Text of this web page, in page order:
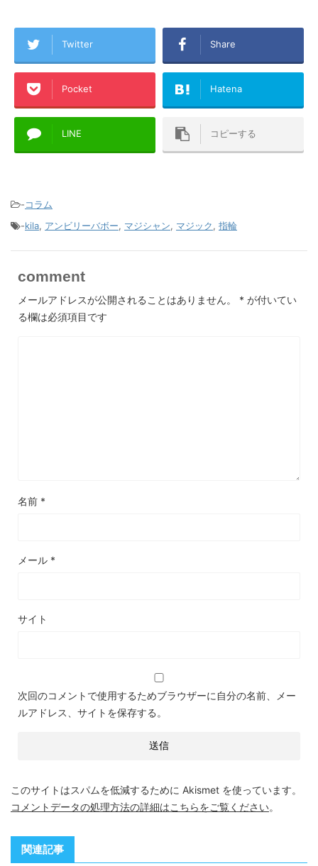
Twitter Share
Pocket Hatena
LINE コピーする
-コラム
-kila, アンビリーバボー, マジシャン, マジック, 指輪
comment
メールアドレスが公開されることはありません。 * が付いてい
る欄は必須項目です
名前 *
メール *
サイト
次回のコメントで使用するためブラウザーに自分の名前、メー
ルアドレス、サイトを保存する。
このサイトはスパムを低減するために Akismet を使っています。
コメントデータの処理方法の詳細はこちらをご覧ください。
関連記事